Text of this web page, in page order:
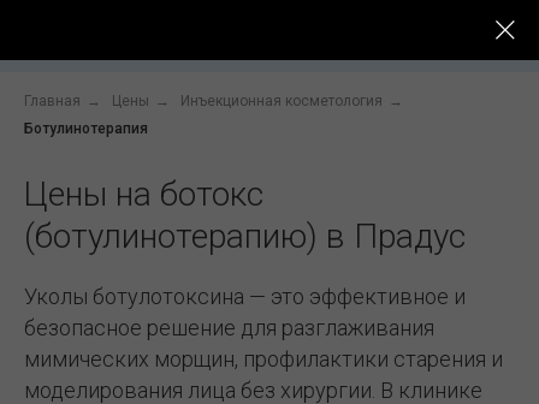
Главная → Цены → Инъекционная косметология
→
Ботулинотерапия
Цены на ботокс
(ботулинотерапию) в Прадус
Уколы ботулотоксина — это эффективное и
безопасное решение для разглаживания
мимических морщин, профилактики старения и
моделирования лица без хирургии. В клинике